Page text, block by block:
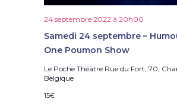
Samedi 24 septembre –
One Poumon Show
24 septembre 2022 à 20h00
Le Poche Théâtre Rue du Fort, 70,
Belgique
15€